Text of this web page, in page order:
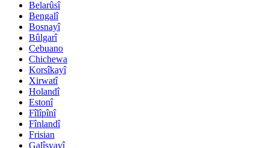
Belarûsî
Bengalî
Bosnayî
Bûlgarî
Cebuano
Chichewa
Korsîkayî
Xirwatî
Holandî
Estonî
Fîlîpînî
Fînlandî
Frisian
Galîsyayî